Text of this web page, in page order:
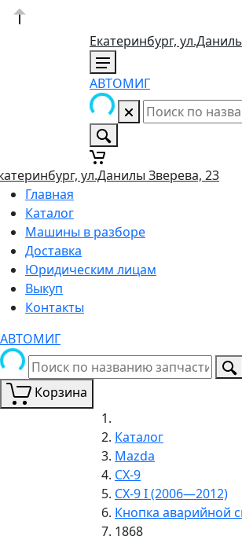
Екатеринбург,
АВТОМИГ
ул.Данилы Зверева, 23
Главная
Каталог
Машины в разборе
Доставка
Юридическим лицам
Выкуп
Контакты
АВТОМИГ
Корзина
Каталог
Mazda
CX-9
CX-9 I (2006—2012)
Кнопка аварийной
1868